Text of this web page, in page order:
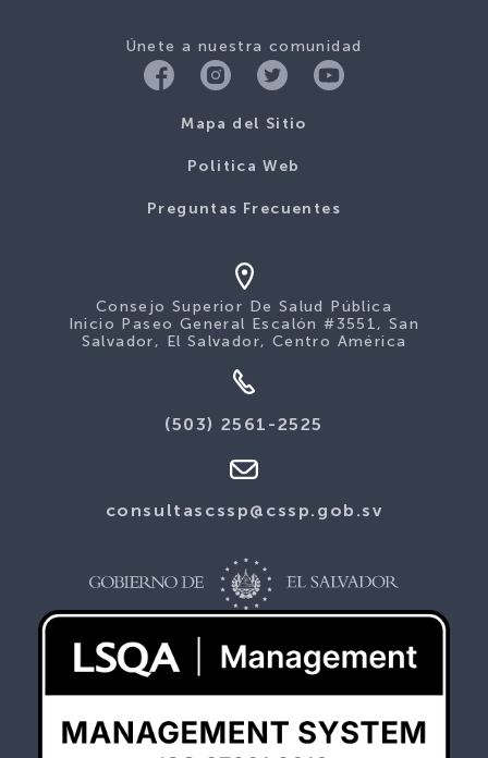
Únete a nuestra comunidad
Mapa del Sitio
Politica Web
Preguntas Frecuentes
Consejo Superior De Salud Pública
Inicio Paseo General Escalón #3551, San
Salvador, El Salvador, Centro América
(503) 2561-2525
consultascssp@cssp.gob.sv